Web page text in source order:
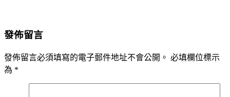
發佈留言
發佈留言必須填寫的電子郵件地址不會公開。 必填欄位標示
為 *